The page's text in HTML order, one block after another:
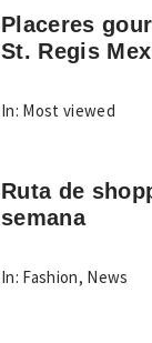
Placeres
St. Regis
In: Most viewed
Ruta de
semana
In: Fashion, News